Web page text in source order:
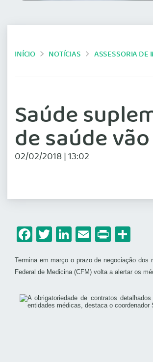
INÍCIO NOTÍCIAS ASSESSORIA DE
Saúde
de saúde
02/02/2018 | 13:02
Facebook
Twitter
LinkedIn
Email
Print
Termina em março o prazo de negociação
Federal de Medicina (CFM) volta a alertar os